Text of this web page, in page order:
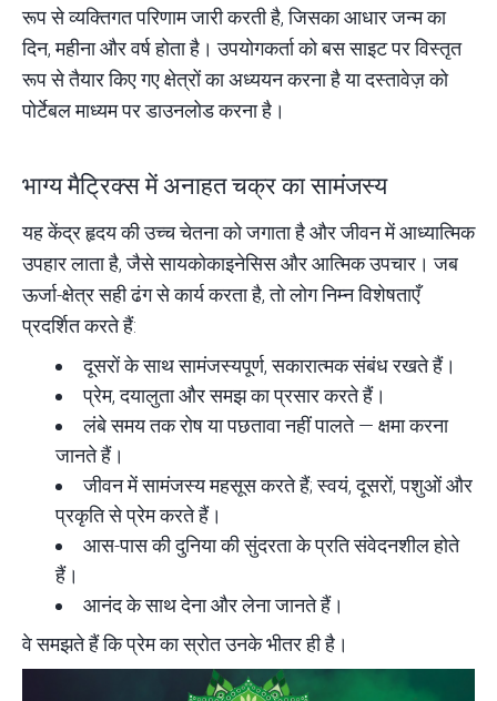
रूप से व्यक्तिगत परिणाम जारी करती है, जिसका आधार जन्म का
दिन, महीना और वर्ष होता है। उपयोगकर्ता को बस साइट पर विस्तृत
रूप से तैयार किए गए क्षेत्रों का अध्ययन करना है या दस्तावेज़ को
पोर्टेबल माध्यम पर डाउनलोड करना है।
भाग्य मैट्रिक्स में अनाहत चक्र का सामंजस्य
यह केंद्र हृदय की उच्च चेतना को जगाता है और जीवन में आध्यात्मिक
उपहार लाता है, जैसे सायकोकाइनेसिस और आत्मिक उपचार। जब
ऊर्जा-क्षेत्र सही ढंग से कार्य करता है, तो लोग निम्न विशेषताएँ
प्रदर्शित करते हैं:
दूसरों के साथ सामंजस्यपूर्ण, सकारात्मक संबंधरखते हैं।
प्रेम, दयालुता और समझ का प्रसार करते हैं।
लंबे समय तक रोष या पछतावा नहीं पालते — क्षमा करना
जानते हैं।
जीवन में सामंजस्य महसूस करते हैं; स्वयं, दूसरों, पशुओं और
प्रकृति से प्रेम करते हैं।
आस-पास की दुनिया की सुंदरता के प्रति संवेदनशील होते
हैं।
आनंद के साथ देना और लेना जानते हैं।
वे समझते हैं कि प्रेम का स्रोत उनके भीतर ही है।